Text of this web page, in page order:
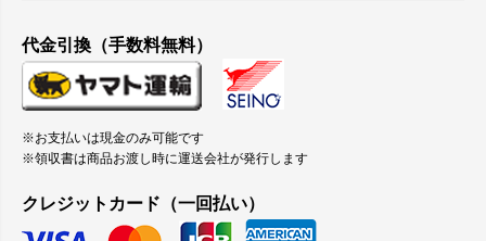
代金引換（手数料無料）
※お支払いは現金のみ可能です
※領収書は商品お渡し時に運送会社が発行します
クレジットカード（一回払い）